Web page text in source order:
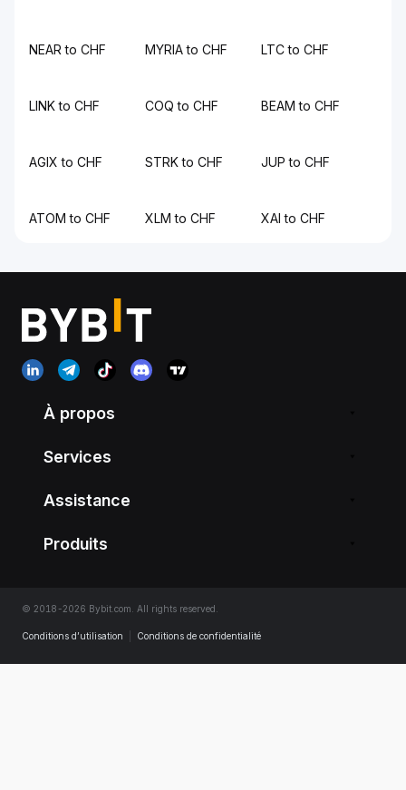
NEAR to CHF MYRIA to CHF LTC to CHF
LINK to CHF COQ to CHF BEAM to CHF
AGIX to CHF STRK to CHF JUP to CHF
ATOM to CHF XLM to CHF XAI to CHF
À propos
Services
Assistance
Produits
© 2018-2026 Bybit.com. All rights reserved.
Conditions d’utilisation Conditions de confidentialité